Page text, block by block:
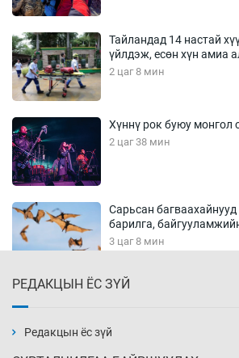
Тайландад 14 настай
үйлдэж, есөн хүн амиа
2 цаг 8 мин
Хүннү рок буюу монгол
2 цаг 38 мин
Сарьсан
барилга,
3 цаг 8 мин
3 цаг 38 мин
РЕДАКЦЫН ЁС ЗҮЙ
Редакцын ёс зүй